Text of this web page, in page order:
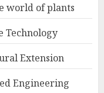
world of plants
Technology
Extension
Engineering